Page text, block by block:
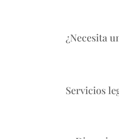
¿Necesita
Servicios